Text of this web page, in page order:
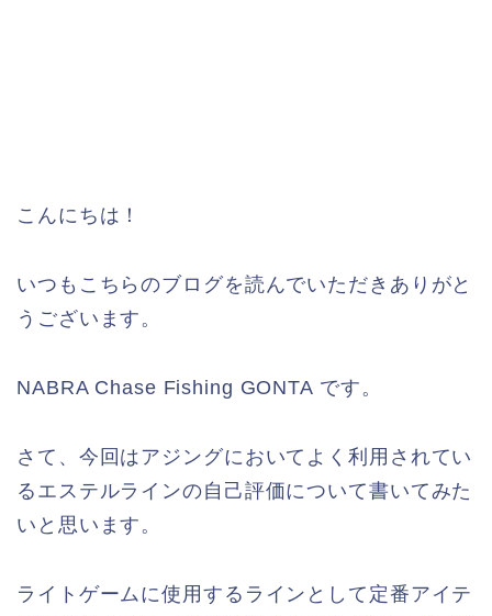
こんにちは！
いつもこちらのブログを読んでいただきありがと
うございます。
NABRA Chase Fishing GONTA です。
さて、今回はアジングにおいてよく利用されてい
るエステルラインの自己評価について書いてみた
いと思います。
ライトゲームに使用するラインとして定番アイテ